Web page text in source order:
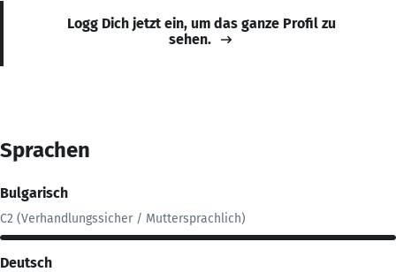
Logg Dich jetzt ein, um das ganze Profil zu
sehen.
Sprachen
Bulgarisch
C2 (Verhandlungssicher / Muttersprachlich)
Deutsch